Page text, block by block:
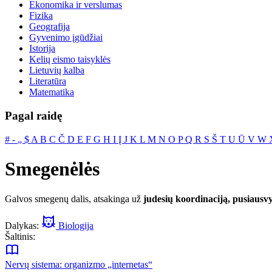
Ekonomika ir verslumas
Fizika
Geografija
Gyvenimo įgūdžiai
Istorija
Kelių eismo taisyklės
Lietuvių kalba
Literatūra
Matematika
Pagal raidę
# ‐ „ $ A B C Č D E F G H I Į J K L M N O PQ R S Š T U Ū V W
Smegenėlės
Galvos smegenų dalis, atsakinga už judesių koordinaciją,
Dalykas:
Biologija
Šaltinis:
Nervų sistema: organizmo „internetas“